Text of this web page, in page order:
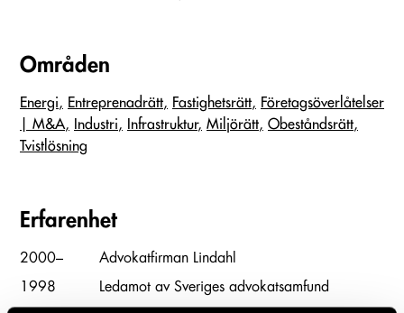
Områden
Energi Entreprenadrätt Fastighetsrätt
Företags­överlåtelser
| M&A
Industri Infrastruktur Miljörätt
Obeståndsrätt
Tvistlösning
Erfarenhet
2000–
Advokatfirman Lindahl
1998
Ledamot av Sveriges advokatsamfund